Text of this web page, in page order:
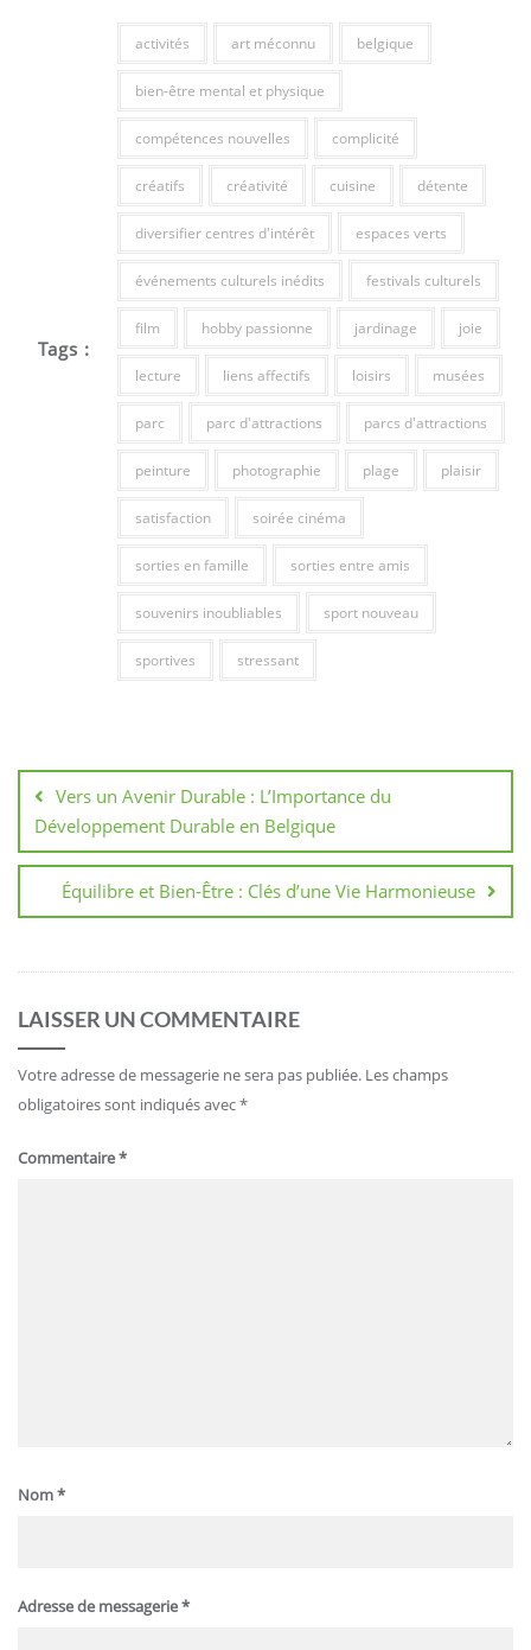
Tags :
activités art méconnu belgique
bien-être mental et physique
compétences nouvelles complicité
créatifs créativité cuisine détente
diversifier centres d'intérêt espaces verts
événements culturels inédits festivals culturels
film hobby passionne jardinage joie
lecture liens affectifs loisirs musées
parc parc d'attractions parcs d'attractions
peinture photographie plage plaisir
satisfaction soirée cinéma
sorties en famille sorties entre amis
souvenirs inoubliables sport nouveau
sportives stressant
de
l’article
Vers un Avenir Durable : L’Importance du
Développement Durable en Belgique
Équilibre et Bien-Être : Clés d’une Vie Harmonieuse
LAISSER UN COMMENTAIRE
Votre adresse de messagerie ne sera pas publiée. Les champs
obligatoires sont indiqués avec*
Commentaire*
Nom*
Adresse de messagerie*